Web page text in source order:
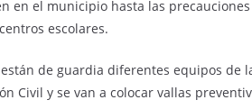
en el municipio hasta las
escolares.
de guardia diferentes equipos de
Civil y se van a colocar vallas